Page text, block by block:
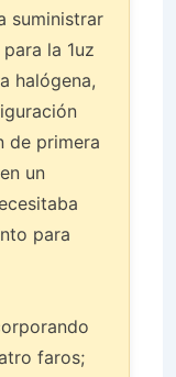
suministrar
la 1uz
halógena,
de primera
un
para
faros;